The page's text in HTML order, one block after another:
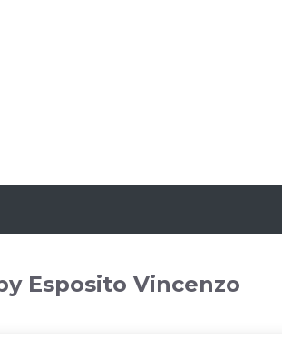
Esposito Vincenzo